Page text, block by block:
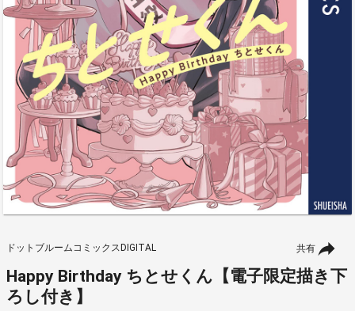
共有
ドットブルームコミックスDIGITAL
Happy Birthday ちとせくん【電子限定描き下
ろし付き】